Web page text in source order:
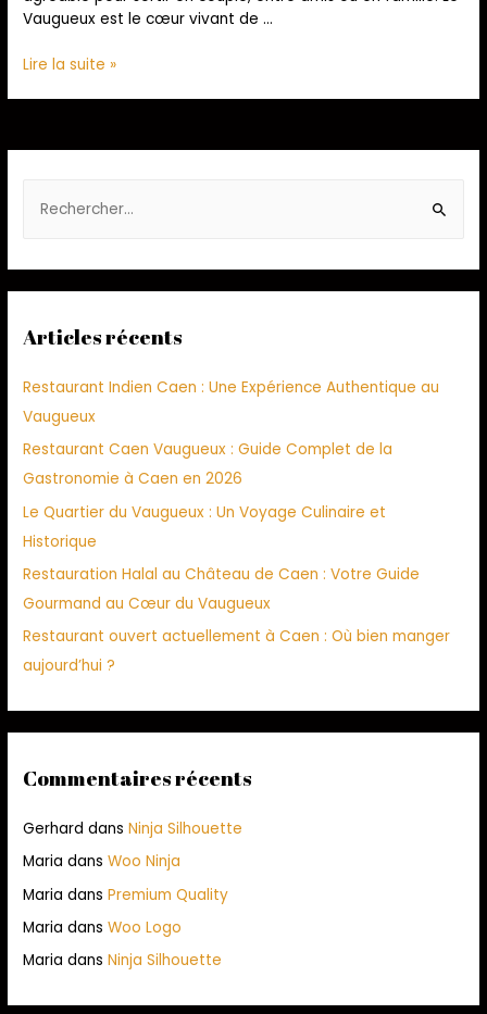
Vaugueux est le cœur vivant de …
Lire la suite »
Articles récents
Restaurant Indien Caen : Une Expérience Authentique au
Vaugueux
Restaurant Caen Vaugueux : Guide Complet de la
Gastronomie à Caen en 2026
Le Quartier du Vaugueux : Un Voyage Culinaire et
Historique
Restauration Halal au Château de Caen : Votre Guide
Gourmand au Cœur du Vaugueux
Restaurant ouvert actuellement à Caen : Où bien manger
aujourd’hui ?
Commentaires récents
Gerhard dansNinja Silhouette
Maria dansWoo Ninja
Maria dansPremium Quality
Maria dansWoo Logo
Maria dansNinja Silhouette